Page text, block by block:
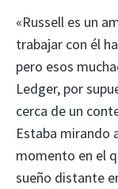
«Russell es un
trabajar con él
pero esos
Ledger, por
cerca de un
Estaba mirando
momento en el
sueño distante